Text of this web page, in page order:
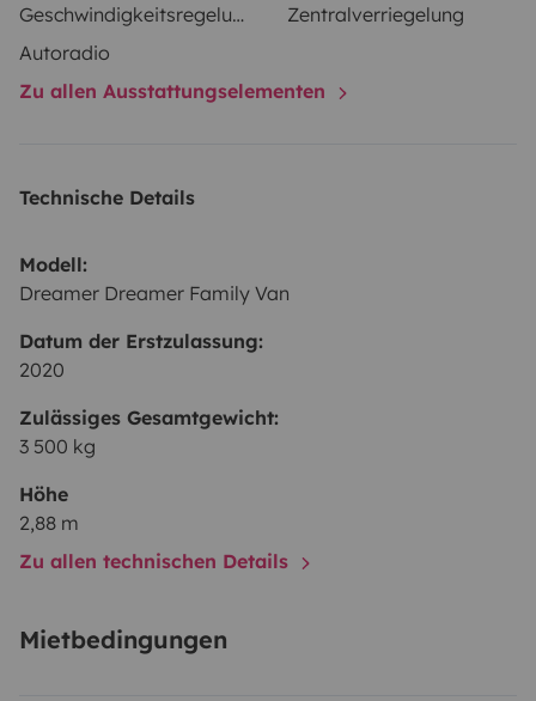
Geschwindigkeitsregelung
Zentralverriegelung
Autoradio
Zu allen Ausstattungselementen
Technische Details
Modell:
Dreamer Dreamer Family Van
Datum der Erstzulassung:
2020
Zulässiges Gesamtgewicht:
3 500 kg
Höhe
2,88 m
Zu allen technischen Details
Mietbedingungen